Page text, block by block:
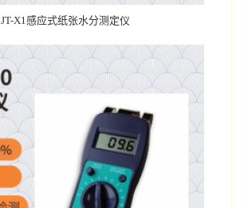
JT-X1感应式纸张水分测定仪